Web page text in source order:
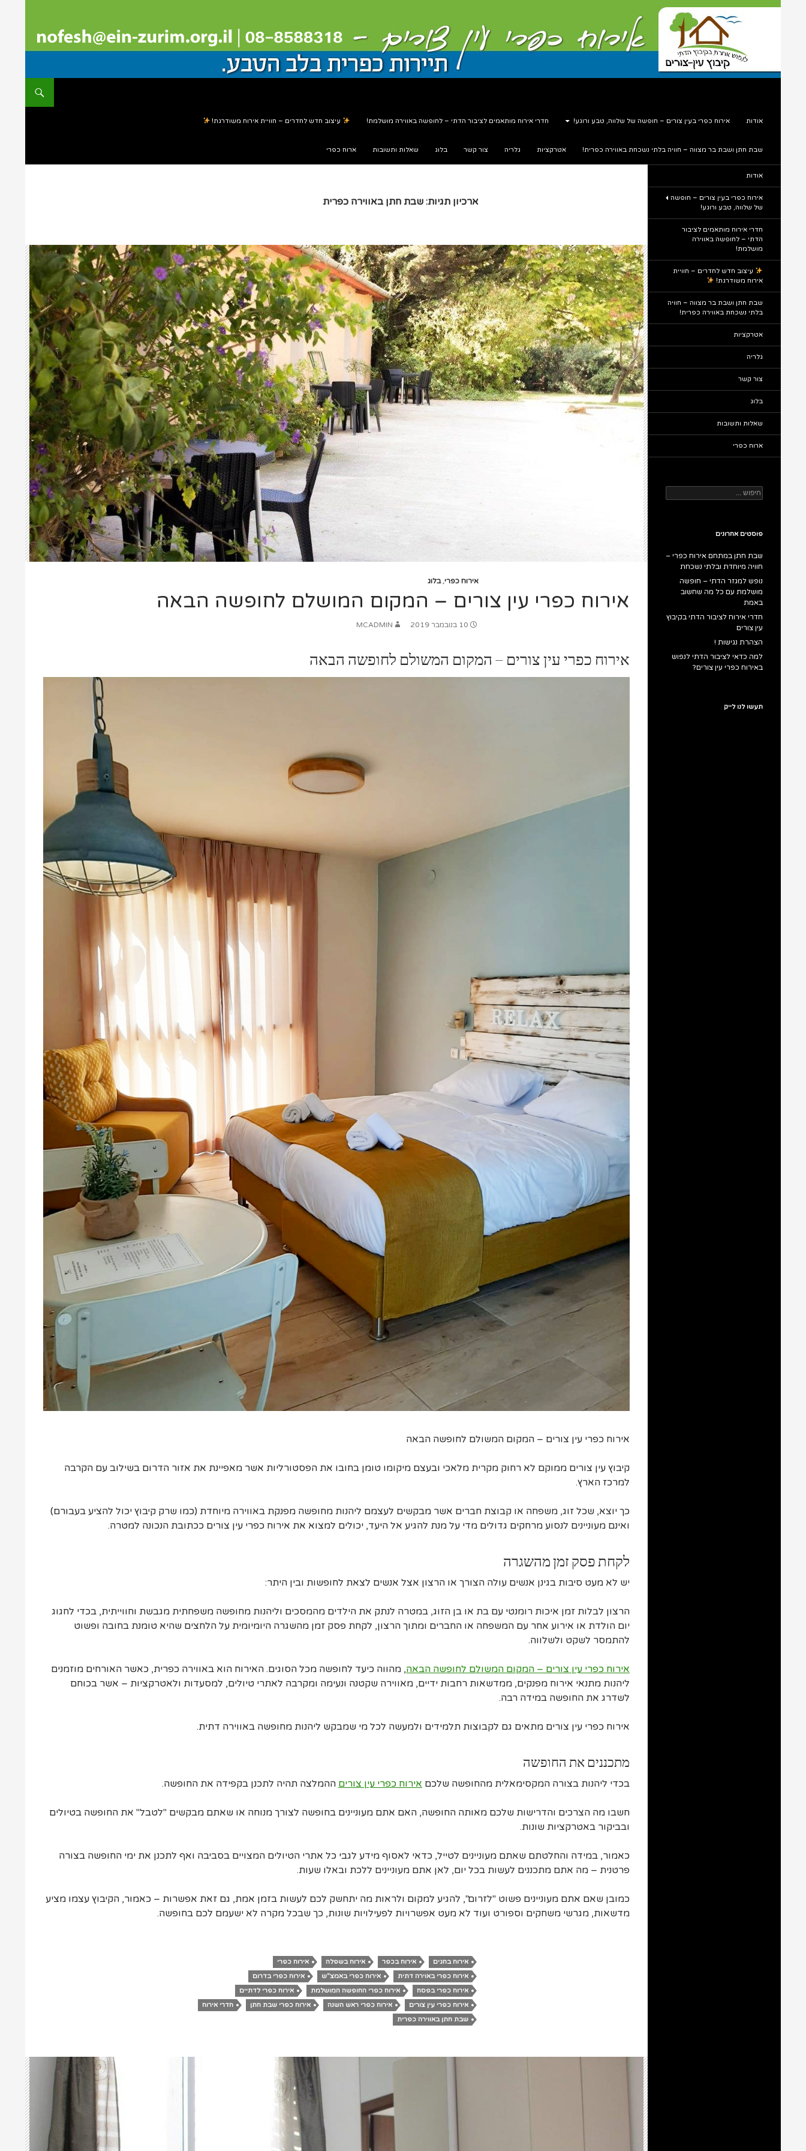
אודות אירוח כפרי בעין צורים – חופשה של שלווה, טבע ורוגע! חדרי אירוח מותאמים לציבור הדתי – לחופשה באווירה מושלמת! עיצוב חדש לחדרים – חוויית אירוח משודרגת!
שבת חתן ושבת בר מצווה – חוויה בלתי נשכחת באווירה כפרית! אטרקציות גלריה צור קשר בלוג שאלות ותשובות ארוח כפרי
ארכיון תגיות: שבת חתן באווירה כפרית
אירוח כפרי,בלוג
אירוח כפרי עין צורים – המקום המושלם לחופשה הבאה
10 בנובמבר 2019 MCADMIN
אירוח כפרי עין צורים – המקום המשולם לחופשה הבאה
אירוח כפרי עין צורים – המקום המשולם לחופשה הבאה
קיבוץ עין צורים ממוקם לא רחוק מקרית מלאכי ובעצם מיקומו טומן בחובו את הפסטורליות אשר מאפיינת את אזור הדרום בשילוב עם הקרבה
למרכז הארץ.
כך יוצא, שכל זוג, משפחה או קבוצת חברים אשר מבקשים לעצמם ליהנות מחופשה מפנקת באווירה מיוחדת (כמו שרק קיבוץ יכול להציע בעבורם)
ואינם מעוניינים לנסוע מרחקים גדולים מדי על מנת להגיע אל היעד, יכולים למצוא את אירוח כפרי עין צורים ככתובת הנכונה למטרה.
לקחת פסק זמן מהשגרה
יש לא מעט סיבות בגינן אנשים עולה הצורך או הרצון אצל אנשים לצאת לחופשות ובין היתר:
הרצון לבלות זמן איכות רומנטי עם בת או בן הזוג, במטרה לנתק את הילדים מהמסכים וליהנות מחופשה משפחתית מגבשת וחווייתית, בכדי לחגוג
יום הולדת או אירוע אחר עם המשפחה או החברים ומתוך הרצון, לקחת פסק זמן מהשגרה היומיומית על הלחצים שהיא טומנת בחובה ופשוט
להתמסר לשקט ולשלווה.
אירוח כפרי עין צורים – המקום המשולם לחופשה הבאה, מהווה כיעד לחופשה מכל הסוגים. האירוח הוא באווירה כפרית, כאשר האורחים מוזמנים
ליהנות מתנאי אירוח מפנקים, ממדשאות רחבות ידיים, מאווירה שקטנה ונעימה ומקרבה לאתרי טיולים, למסעדות ולאטרקציות – אשר בכוחם
לשדרג את החופשה במידה רבה.
אירוח כפרי עין צורים מתאים גם לקבוצות תלמידים ולמעשה לכל מי שמבקש ליהנות מחופשה באווירה דתית.
מתכננים את החופשה
בכדי ליהנות בצורה המקסימאלית מהחופשה שלכם אירוח כפרי עין צורים ההמלצה תהיה לתכנן בקפידה את החופשה.
חשבו מה הצרכים והדרישות שלכם מאותה החופשה, האם אתם מעוניינים בחופשה לצורך מנוחה או שאתם מבקשים "לטבל" את החופשה בטיולים
ובביקור באטרקציות שונות.
כאמור, במידה והחלטתם שאתם מעוניינים לטייל, כדאי לאסוף מידע לגבי כל אתרי הטיולים המצויים בסביבה ואף לתכנן את ימי החופשה בצורה
פרטנית – מה אתם מתכננים לעשות בכל יום, לאן אתם מעוניינים ללכת ובאלו שעות.
כמובן שאם אתם מעוניינים פשוט "לזרום", להגיע למקום ולראות מה יתחשק לכם לעשות בזמן אמת, גם זאת אפשרות – כאמור, הקיבוץ עצמו מציע
מדשאות, מגרשי משחקים וספורט ועוד לא מעט אפשרויות לפעילויות שונות, כך שבכל מקרה לא ישעמם לכם בחופשה.
אירוח בחגים אירוח בכפר אירוח בשפלה
אירוח כפרי
אירוח כפרי באוירה דתית
אירוח כפרי באמצ"ש
אירוח כפרי בדרום
אירוח כפרי בפסח
אירוח כפרי החופשה המושלמת
אירוח כפרי לדתיים
אירוח כפרי עין צורים
אירוח כפרי ראש השנה אירוח כפרי שבת חתן
חדרי אירוח
שבת חתן באווירה כפרית
אודות
אירוח כפרי בעין צורים – חופשה
של שלווה, טבע ורוגע!
חדרי אירוח מותאמים לציבור
הדתי – לחופשה באווירה
מושלמת!
עיצוב חדש לחדרים – חוויית
אירוח משודרגת!
שבת חתן ושבת בר מצווה – חוויה
בלתי נשכחת באווירה כפרית!
אטרקציות
גלריה
צור קשר
בלוג
שאלות ותשובות
ארוח כפרי
חיפוש:
פוסטים אחרונים
שבת חתן במתחם אירוח כפרי –
חוויה מיוחדת ובלתי נשכחת
נופש למגזר הדתי – חופשה
מושלמת עם כל מה שחשוב
באמת
חדרי אירוח לציבור הדתי בקיבוץ
עין צורים
הצהרת נגישות !
למה כדאי לציבור הדתי לנפוש
באירוח כפרי עין צורים?
תעשו לנו לייק